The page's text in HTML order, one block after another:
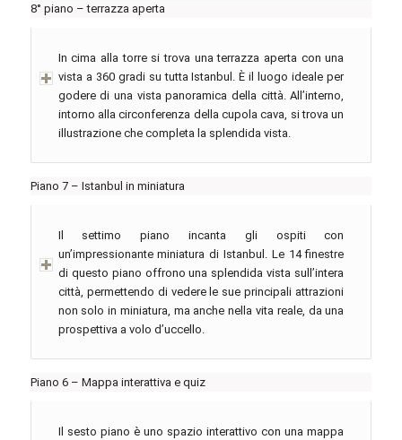
8° piano – terrazza aperta
In cima alla torre si trova una terrazza aperta con una
vista a 360 gradi su tutta Istanbul. È il luogo ideale per
godere di una vista panoramica della città. All’interno,
intorno alla circonferenza della cupola cava, si trova un
illustrazione che completa la splendida vista.
Piano 7 – Istanbul in miniatura
Il settimo piano incanta gli ospiti con
un’impressionante miniatura di Istanbul. Le 14 finestre
di questo piano offrono una splendida vista sull’intera
città, permettendo di vedere le sue principali attrazioni
non solo in miniatura, ma anche nella vita reale, da una
prospettiva a volo d’uccello.
Piano 6 – Mappa interattiva e quiz
Il sesto piano è uno spazio interattivo con una mappa